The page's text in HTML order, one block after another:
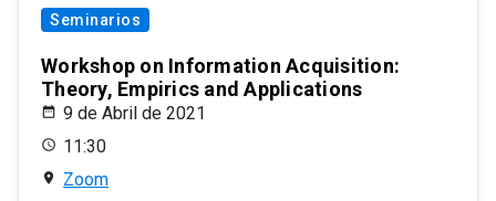
Seminarios
Workshop on Information Acquisition:
Theory, Empirics and Applications
9 de Abril de 2021
11:30
Zoom